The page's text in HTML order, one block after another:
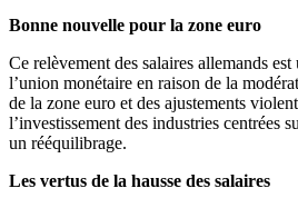
Bonne nouvelle pour la zone euro
Ce relèvement des salaires allemands
l’union monétaire en raison de la
de la zone euro et des ajustements
l’investissement des industries centrées
un rééquilibrage.
Les vertus de la hausse des salaires